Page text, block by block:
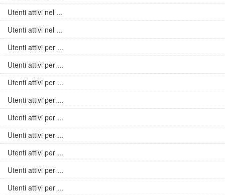
Utenti attivi nel ...
Utenti attivi nel ...
Utenti attivi per ...
Utenti attivi per ...
Utenti attivi per ...
Utenti attivi per ...
Utenti attivi per ...
Utenti attivi per ...
Utenti attivi per ...
Utenti attivi per ...
Utenti attivi per ...